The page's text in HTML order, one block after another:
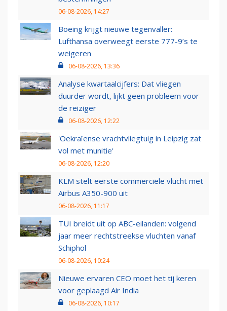
06-08-2026, 14:27
Boeing krijgt nieuwe tegenvaller:
Lufthansa overweegt eerste 777-9’s te
weigeren
06-08-2026, 13:36
Analyse kwartaalcijfers: Dat vliegen
duurder wordt, lijkt geen probleem voor
de reiziger
06-08-2026, 12:22
'Oekraïense vrachtvliegtuig in Leipzig zat
vol met munitie'
06-08-2026, 12:20
KLM stelt eerste commerciële vlucht met
Airbus A350-900 uit
06-08-2026, 11:17
TUI breidt uit op ABC-eilanden: volgend
jaar meer rechtstreekse vluchten vanaf
Schiphol
06-08-2026, 10:24
Nieuwe ervaren CEO moet het tij keren
voor geplaagd Air India
06-08-2026, 10:17